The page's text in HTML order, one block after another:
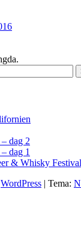
dag 2
dag 1
& Whisky
WordPress | Tema: